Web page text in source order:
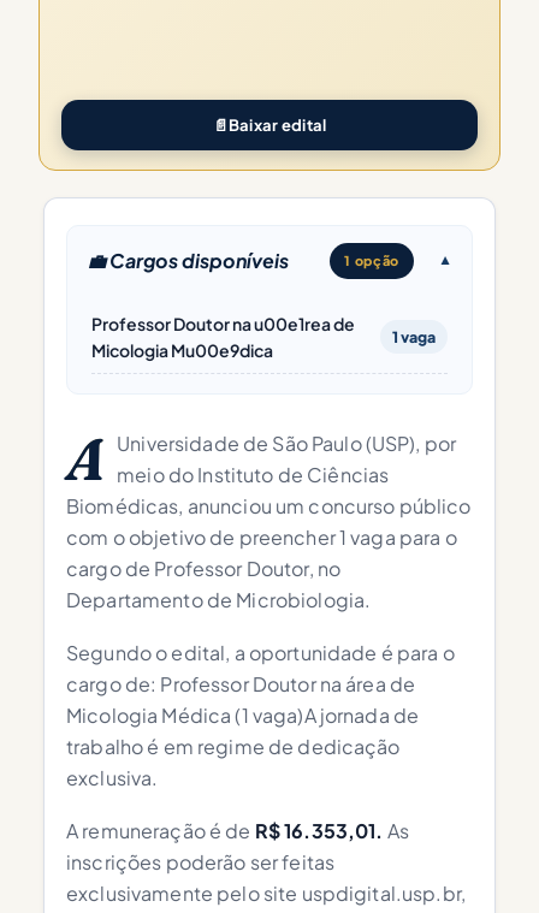
📄Baixar edital
💼 Cargos disponíveis 1 opção
Professor Doutor na u00e1rea de
Micologia Mu00e9dica
1 vaga
A Universidade de São Paulo (USP), por
meio do Instituto de Ciências
Biomédicas, anunciou um concurso público
com o objetivo de preencher 1 vaga para o
cargo de Professor Doutor, no
Departamento de Microbiologia.
Segundo o edital, a oportunidade é para o
cargo de: Professor Doutor na área de
Micologia Médica (1 vaga)A jornada de
trabalho é em regime de dedicação
exclusiva.
A remuneração é de R$ 16.353,01. As
inscrições poderão ser feitas
exclusivamente pelo site uspdigital.usp.br,